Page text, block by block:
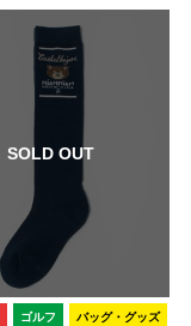
SOLD OUT
ゴルフ バッグ・グッズ